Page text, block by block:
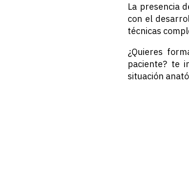
La presencia
con el
técnicas
¿Quieres
paciente? te
situación